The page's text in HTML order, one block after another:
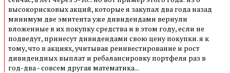
высокорисковых акций, которые я закупал два года назад
минимум две эмитента уже дивидендами вернули
вложенные в их покупку средства и в этом году, если не
подведут, принесут дивидендами свою цену покупки. я к
тому, что в акциях, учитывая реинвестирование и рост
дивидендных выплат и ребалансировку портфеля раз в
год-два - совсем другая математика...